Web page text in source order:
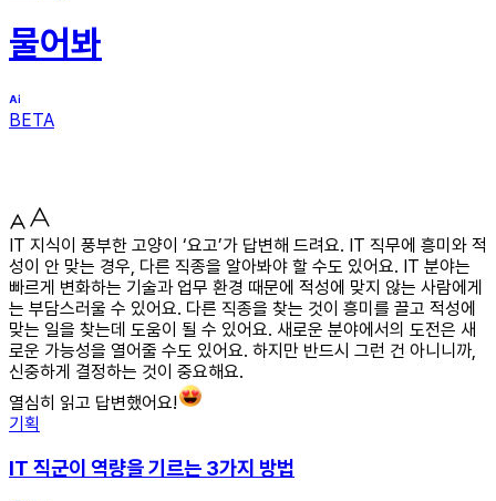
물어봐
BETA
IT 지식이 풍부한 고양이 ‘요고’가 답변해 드려요. IT 직무에 흥미와 적
성이 안 맞는 경우, 다른 직종을 알아봐야 할 수도 있어요. IT 분야는
빠르게 변화하는 기술과 업무 환경 때문에 적성에 맞지 않는 사람에게
는 부담스러울 수 있어요. 다른 직종을 찾는 것이 흥미를 끌고 적성에
맞는 일을 찾는데 도움이 될 수 있어요. 새로운 분야에서의 도전은 새
로운 가능성을 열어줄 수도 있어요. 하지만 반드시 그런 건 아니니까,
신중하게 결정하는 것이 중요해요.
열심히 읽고 답변했어요!
기획
IT 직군이 역량을 기르는 3가지 방법